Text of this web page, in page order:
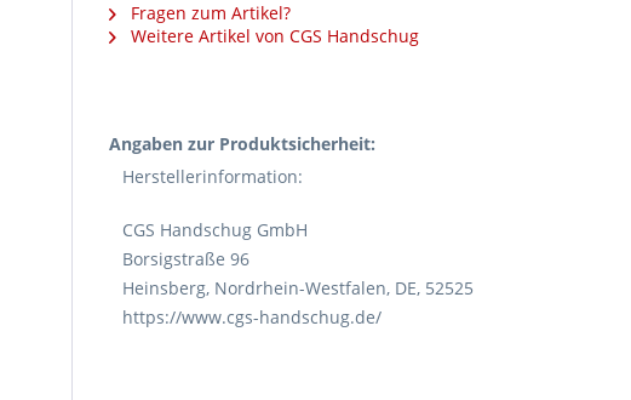
Fragen zum Artikel?
Weitere Artikel von CGS Handschug
Angaben zur Produktsicherheit:
Herstellerinformation:
CGS Handschug GmbH
Borsigstraße 96
Heinsberg, Nordrhein-Westfalen, DE, 52525
https://www.cgs-handschug.de/